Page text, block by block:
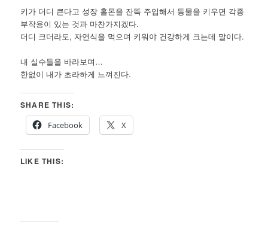
키가 더디 큰다고 성장 홀몬을 잔뜩 주입해서 동물을 키우면 각종
부작용이 있는 것과 마찬가지겠다.
더디 크더라도, 자연식을 먹으며 키워야 건강하게 크는데 말이다.
내 실수들을 바라보며…
한없이 내가 초라하게 느껴진다.
SHARE THIS:
Facebook
X
LIKE THIS: